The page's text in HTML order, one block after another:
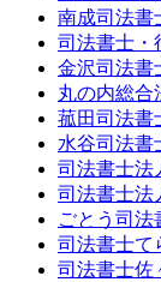
南成司法書
司法書士・
金沢司法書
丸の内総合
菰田司法書
水谷司法書
司法書士法
司法書士法
ごとう司法
司法書士て
司法書士佐